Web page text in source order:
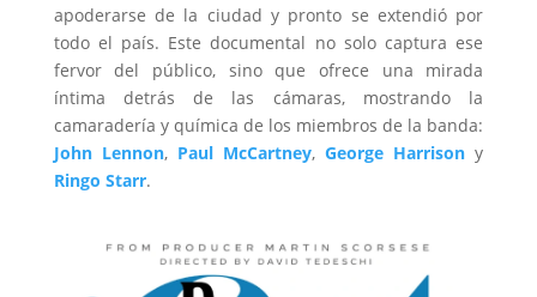
apoderarse de la ciudad y pronto se extendió por
todo el país. Este documental no solo captura ese
fervor del público, sino que ofrece una mirada
íntima detrás de las cámaras, mostrando la
camaradería y química de los miembros de la banda:
John Lennon, Paul McCartney, George Harrison y
Ringo Starr.